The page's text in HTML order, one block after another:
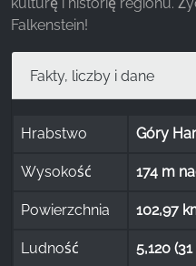
Falkenstein!
Fakty, liczby i dane
Hrabstwo Góry
Wysokość 174 m
Powierzchnia 102,97
Ludność 5,120